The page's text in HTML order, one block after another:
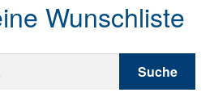
Wunschliste
Suche